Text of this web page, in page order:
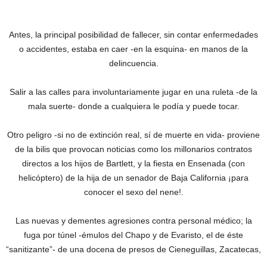
Antes, la principal posibilidad de fallecer, sin contar enfermedades
o accidentes, estaba en caer -en la esquina- en manos de la
delincuencia.
Salir a las calles para involuntariamente jugar en una ruleta -de la
mala suerte- donde a cualquiera le podía y puede tocar.
Otro peligro -si no de extinción real, sí de muerte en vida- proviene
de la bilis que provocan noticias como los millonarios contratos
directos a los hijos de Bartlett, y la fiesta en Ensenada (con
helicóptero) de la hija de un senador de Baja California ¡para
conocer el sexo del nene!.
Las nuevas y dementes agresiones contra personal médico; la
fuga por túnel -émulos del Chapo y de Evaristo, el de éste
“sanitizante”- de una docena de presos de Cieneguillas, Zacatecas,